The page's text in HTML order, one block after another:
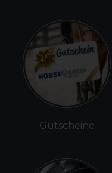
Gutscheine